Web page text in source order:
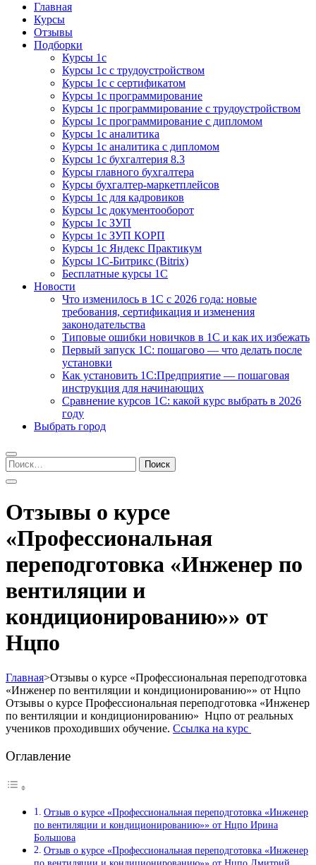
Курсы 1С
Курсы 1С официальная сертификация
Главная
Курсы
Отзывы
Подборки
Курсы 1с
Курсы 1с с трудоустройством
Курсы 1с с сертификатом
Курсы 1с программирование
Курсы 1с программирование с трудоустройством
Курсы 1с программирование с дипломом
Курсы 1с аналитика
Курсы 1с аналитика с дипломом
Курсы 1с бухгалтерия 8.3
Курсы главного бухгалтера
Курсы бухгалтер-маркетплейсов
Курсы 1с для кадровиков
Курсы 1с документооборот
Курсы 1с ЗУП
Курсы 1с ЗУП КОРП
Курсы 1с Яндекс Практикум
Курсы 1С-Битрикс (Bitrix)
Бесплатные курсы 1С
Новости
Что изменилось в 1С с 2026 года: новые
требования, сертификация и изменения
законодательства
Типовые ошибки новичков в 1С и как их избежать
Первый запуск 1С: пошагово — что делать после
установки
Как установить 1С:Предприятие — пошаговая
инструкция для начинающих
Сравнение курсов 1С: какой курс выбрать в 2026
году
Выбрать город
Найти:
Отзывы о курсе
«Профессиональная
переподготовка «Инженер по
вентиляции и
кондиционированию»» от
Нцпо
Главная>Отзывы о курсе «Профессиональная переподготовка
«Инженер по вентиляции и кондиционированию»» от Нцпо
Отзывы о курсе Профессиональная переподготовка «Инженер
по вентиляции и кондиционированию» Нцпо от реальных
учеников проходивших обучение. Ссылка на курс
Оглавление
Отзыв о курсе «Профессиональная переподготовка «Инженер
по вентиляции и кондиционированию»» от Нцпо Ирина
Большова
Отзыв о курсе «Профессиональная переподготовка «Инженер